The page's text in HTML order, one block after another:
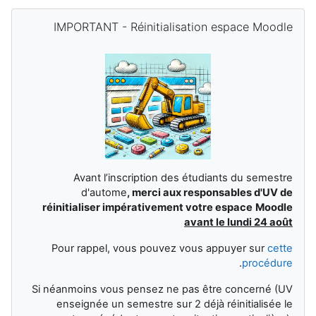
الكتل التكميلية
IMPORTANT - Réinitialisation espace Moodle
Avant l’inscription des étudiants du semestre
d'autome,merci aux responsables d'UV de
réinitialiser impérativement votre espace Moodle
avant le lundi 24 août
Pour rappel, vous pouvez vous appuyer surcette
procédure
.
Si néanmoins vous pensez ne pas être concerné (UV
enseignée un semestre sur 2 déjà réinitialisée le